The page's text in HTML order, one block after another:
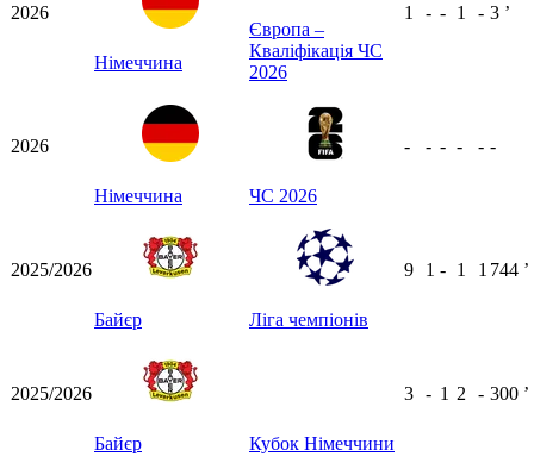
2026
Німеччина
Європа –
Кваліфікація ЧС
2026
1 - - 1 - 3 ʼ
2026
Німеччина ЧС 2026
- - - - - -
2025/2026
Байєр Ліга чемпіонів
9 1 - 1 1 744 ʼ
2025/2026
Байєр Кубок Німеччини
3 - 1 2 - 300 ʼ